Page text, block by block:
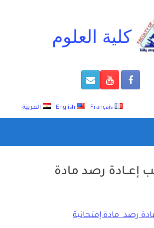
كلية العلوم
العربية English Français
إعــادة رصد مادة
رصد مادة إمتحانية